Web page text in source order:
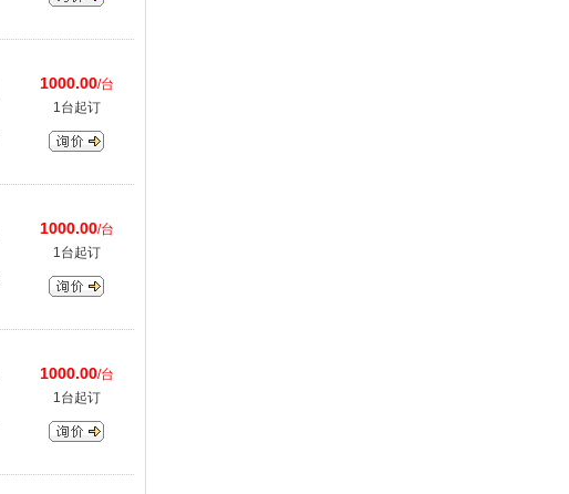
1000.00/台
1台起订
1000.00/台
1台起订
1000.00/台
1台起订